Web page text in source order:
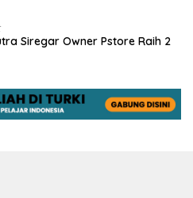
Siregar Owner Pstore Raih 2